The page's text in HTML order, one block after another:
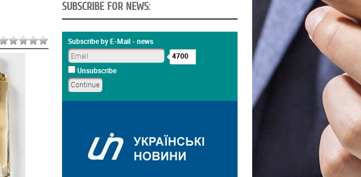
SUBSCRIBE FOR NEWS:
Subscribe by E-Mail - news
4700
Unsubscribe